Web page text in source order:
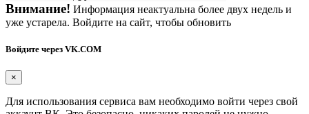
Внимание! Информация неактуальна более двух недель и
уже устарела. Войдите на сайт, чтобы обновить
Войдите через VK.COM
×
Для использования сервиса вам необходимо войти через свой